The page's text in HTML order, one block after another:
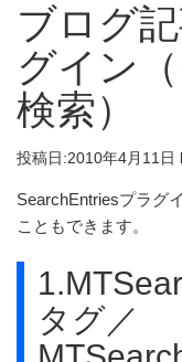
ブログ
グイン
検索）
投稿日:2010年4月11日
SearchEntriesプラグ
こともできます。
タグ／